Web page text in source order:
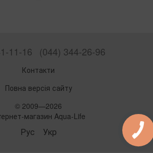
11-16 (044) 344-26-96
Контакти
Повна версія сайту
© 2009—2026
магазин Aqua-Life
Рус Укр